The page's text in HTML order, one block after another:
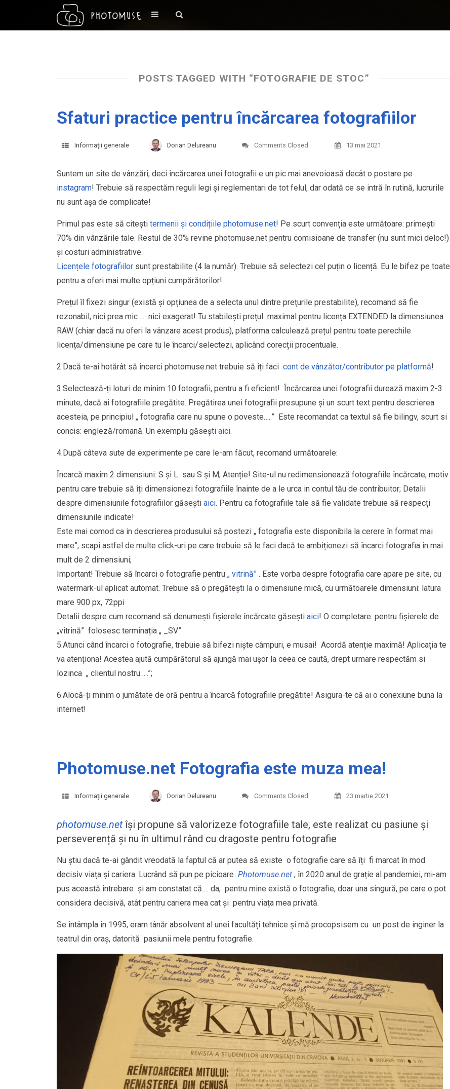
POSTS TAGGED WITH “FOTOGRAFIE DE STOC”
Sfaturi practice pentru încărcarea fotografiilor
Informații generale Dorian Delureanu Comments Closed 13 mai 2021
Suntem un site de vânzări, deci încărcarea unei fotografii e un pic mai anevoioasă decât o postare pe
instagram! Trebuie să respectăm reguli legi și reglementari de tot felul, dar odată ce se intră în rutină, lucrurile
nu sunt așa de complicate!
Primul pas este să citești termenii și condițiile photomuse.net! Pe scurt convenția este următoare: primești
70% din vânzările tale. Restul de 30% revine photomuse.net pentru comisioane de transfer (nu sunt mici deloc!)
și costuri administrative.
Licențele fotografiilor sunt prestabilite (4 la număr). Trebuie să selectezi cel puțin o licență. Eu le bifez pe toate
pentru a oferi mai multe opțiuni cumpărătorilor!
Prețul îl fixezi singur (există și opțiunea de a selecta unul dintre prețurile prestabilite), recomand să fie
rezonabil, nici prea mic…. nici exagerat! Tu stabilești prețul maximal pentru licența EXTENDED la dimensiunea
RAW (chiar dacă nu oferi la vânzare acest produs), platforma calculează prețul pentru toate perechile
licența/dimensiune pe care tu le încarci/selectezi, aplicând corecții procentuale.
2.Dacă te-ai hotărât să încerci photomuse.net trebuie să îți faci cont de vânzător/contributor pe platformă!
3.Selectează-ți loturi de minim 10 fotografii, pentru a fi eficient! Încărcarea unei fotografii durează maxim 2-3
minute, dacă ai fotografiile pregătite. Pregătirea unei fotografii presupune și un scurt text pentru descrierea
acesteia, pe principiul „ fotografia care nu spune o poveste…..” Este recomandat ca textul să fie bilingv, scurt si
concis: engleză/romană. Un exemplu găsești aici.
4.După câteva sute de experimente pe care le-am făcut, recomand următoarele:
Încarcă maxim 2 dimensiuni: S și L sau S și M; Atenție! Site-ul nu redimensionează fotografiile încărcate, motiv
pentru care trebuie să îți dimensionezi fotografiile înainte de a le urca in contul tău de contribuitor; Detalii
despre dimensiunile fotografiilor găsești aici. Pentru ca fotografiile tale să fie validate trebuie să respecți
dimensiunile indicate!
Este mai comod ca in descrierea produsului să postezi „ fotografia este disponibila la cerere în format mai
mare”; scapi astfel de multe click-uri pe care trebuie să le faci dacă te ambiționezi să încarci fotografia in mai
mult de 2 dimensiuni;
Important! Trebuie să încarci o fotografie pentru „ vitrină” . Este vorba despre fotografia care apare pe site, cu
watermark-ul aplicat automat. Trebuie să o pregătești la o dimensiune mică, cu următoarele dimensiuni: latura
mare 900 px, 72ppi
Detalii despre cum recomand să denumești fișierele încărcate găsești aici! O completare: pentru fișierele de
„vitrină” folosesc terminația „ _SV”
5.Atunci când încarci o fotografie, trebuie să bifezi niște câmpuri, e musai! Acordă atenție maximă! Aplicația te
va atenționa! Acestea ajută cumpărătorul să ajungă mai ușor la ceea ce caută, drept urmare respectăm si
lozinca „ clientul nostru…..”;
6.Alocă-ți minim o jumătate de oră pentru a încarcă fotografiile pregătite! Asigura-te că ai o conexiune buna la
internet!
Photomuse.net Fotografia este muza mea!
Informații generale Dorian Delureanu Comments Closed 23 martie 2021
photomuse.netîși propune să valorizeze fotografiile tale, este realizat cu pasiune și
perseverență și nu în ultimul rând cu dragoste pentru fotografie
Nu știu dacă te-ai gândit vreodată la faptul că ar putea să existe o fotografie care să îți fi marcat în mod
decisiv viața și cariera. Lucrând să pun pe picioare Photomuse.net , în 2020 anul de grație al pandemiei, mi-am
pus această întrebare și am constatat că…. da, pentru mine există o fotografie, doar una singură, pe care o pot
considera decisivă, atât pentru cariera mea cat și pentru viața mea privată.
Se întâmpla în 1995, eram tânăr absolvent al unei facultăți tehnice și mă procopsisem cu un post de inginer la
teatrul din oraș, datorită pasiunii mele pentru fotografie.